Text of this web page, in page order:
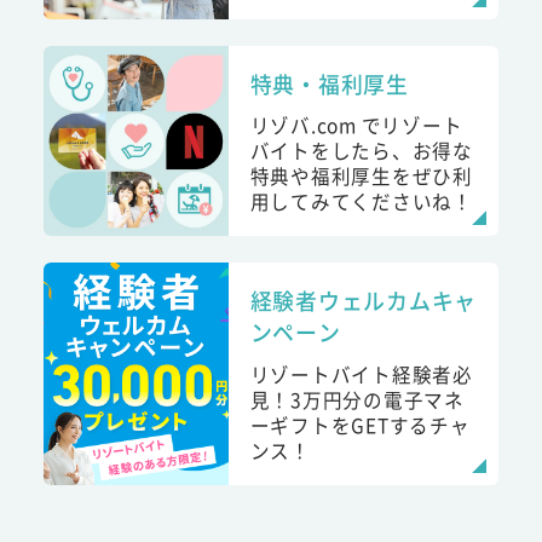
特典・福利厚生
リゾバ.com でリゾート
バイトをしたら、お得な
特典や福利厚生をぜひ利
用してみてくださいね！
経験者ウェルカムキャ
ンペーン
リゾートバイト経験者必
見！3万円分の電子マネ
ーギフトをGETするチャ
ンス！